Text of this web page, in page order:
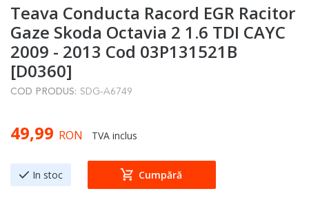
to
the
beginning
of
the
images
Teava Conducta Racord EGR Racitor
Gaze Skoda Octavia 2 1.6 TDI CAYC
2009 - 2013 Cod 03P131521B
[D0360]
COD PRODUS: SDG-A6749
49,99 RON TVA inclus
In stoc Cumpără